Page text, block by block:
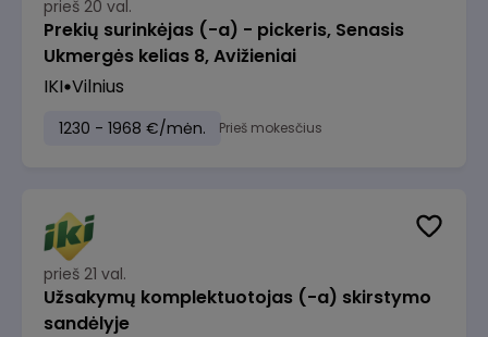
prieš 20 val.
Prekių surinkėjas (-a) - pickeris, Senasis
Ukmergės kelias 8, Avižieniai
IKI Vilnius
1230 - 1968 €/mėn. Prieš mokesčius
prieš 21 val.
Užsakymų komplektuotojas (-a) skirstymo
sandėlyje